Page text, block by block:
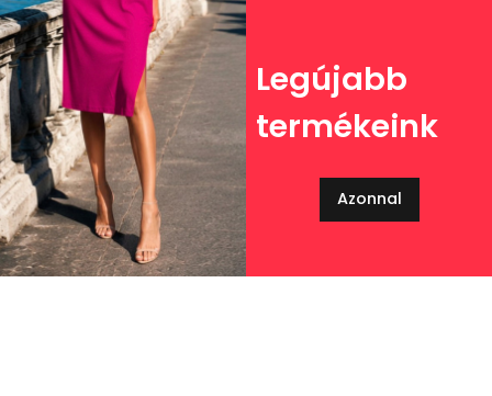
Legújabb
termékeink
Azonnal